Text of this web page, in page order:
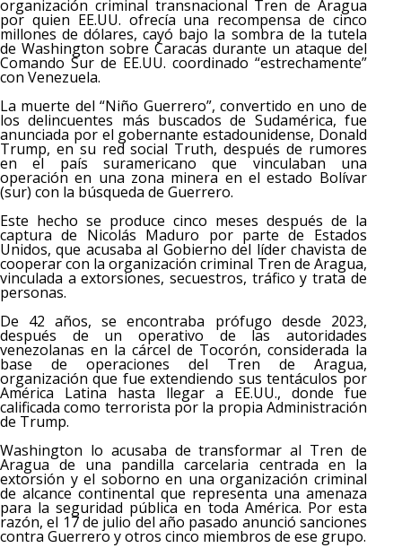
organización criminal transnacional Tren de Aragua
por quien EE.UU. ofrecía una recompensa de cinco
millones de dólares, cayó bajo la sombra de la tutela
de Washington sobre Caracas durante un ataque del
Comando Sur de EE.UU. coordinado “estrechamente”
con Venezuela.
La muerte del “Niño Guerrero”, convertido en uno de
los delincuentes más buscados de Sudamérica, fue
anunciada por el gobernante estadounidense, Donald
Trump, en su red social Truth, después de rumores
en el país suramericano que vinculaban una
operación en una zona minera en el estado Bolívar
(sur) con la búsqueda de Guerrero.
Este hecho se produce cinco meses después de la
captura de Nicolás Maduro por parte de Estados
Unidos, que acusaba al Gobierno del líder chavista de
cooperar con la organización criminal Tren de Aragua,
vinculada a extorsiones, secuestros, tráfico y trata de
personas.
De 42 años, se encontraba prófugo desde 2023,
después de un operativo de las autoridades
venezolanas en la cárcel de Tocorón, considerada la
base de operaciones del Tren de Aragua,
organización que fue extendiendo sus tentáculos por
América Latina hasta llegar a EE.UU., donde fue
calificada como terrorista por la propia Administración
de Trump.
Washington lo acusaba de transformar al Tren de
Aragua de una pandilla carcelaria centrada en la
extorsión y el soborno en una organización criminal
de alcance continental que representa una amenaza
para la seguridad pública en toda América. Por esta
razón, el 17 de julio del año pasado anunció sanciones
contra Guerrero y otros cinco miembros de ese grupo.